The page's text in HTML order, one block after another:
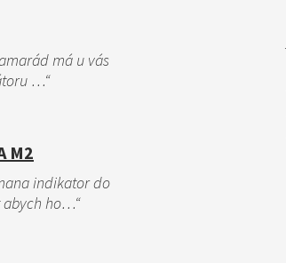
má u vás
…“
M2
indikator do
abych ho…“